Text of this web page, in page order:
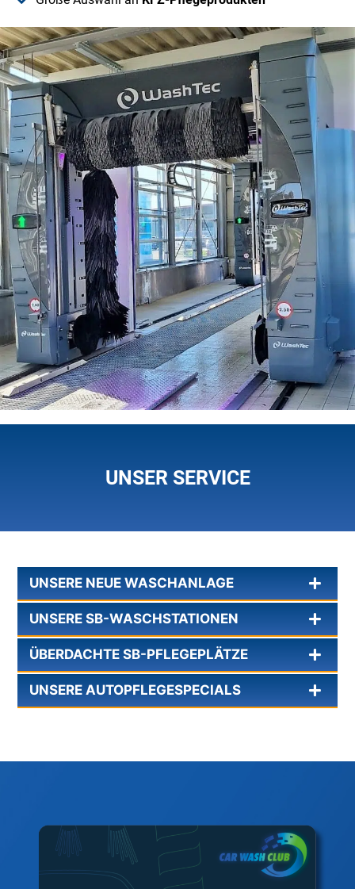
UNSER SERVICE
UNSERE NEUE WASCHANLAGE
UNSERE SB-WASCHSTATIONEN
ÜBERDACHTE SB-PFLEGEPLÄTZE
UNSERE AUTOPFLEGESPECIALS